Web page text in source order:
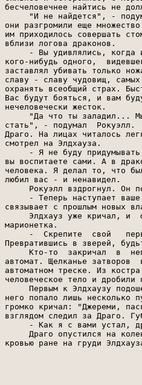
бесчеловечнее найтись не
"И не найдется", -
они разгромили еще
им приходилось совершать
вблизи логова драконов.
- Вы удивлялись, когда
кого-нибудь одного,
заставлял убивать только
славу - славу чудовищ,
охранять всеобщий страх.
Вас будут бояться, и вам
нечеловечески жесток.
"Да что ты заладил...
стать", - подумал  Рокуэлл.
Драго. На лицах читалось
смотрел на Элдхауза.
- Я не буду
вы воспитаете сами. А в
человека. Я делал то, что
любил вас - и ненавидел.
Рокуэлл вздрогнул. Он
- Теперь наступает
связывает с прошлым новых
Элдхауз уже кричал, и
марионетка.
-  Скрепите  свой
Превратившись в зверей,
Кто-то  закричал  в
автомат. Щелканье
автоматном треске. Из
человеческое тело и дробили
Первым к Элдхаузу
него попало лишь несколько
громко кричал: "Джереми,
взглядом следил за Драго.
- Как я с вами устал,
Драго опустился на
кровью ране на груди